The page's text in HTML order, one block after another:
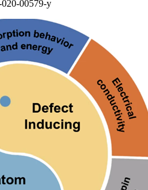
00579-y